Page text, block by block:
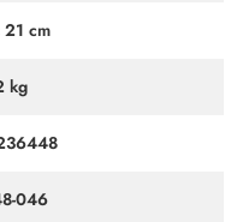
cm
kg
046